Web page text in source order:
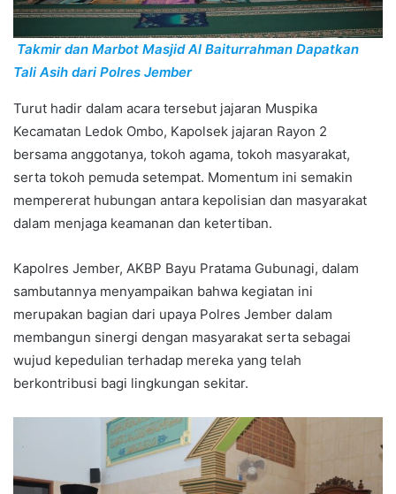
Takmir dan Marbot Masjid Al Baiturrahman Dapatkan
Tali Asih dari Polres Jember
Turut hadir dalam acara tersebut jajaran Muspika
Kecamatan Ledok Ombo, Kapolsek jajaran Rayon 2
bersama anggotanya, tokoh agama, tokoh masyarakat,
serta tokoh pemuda setempat. Momentum ini semakin
mempererat hubungan antara kepolisian dan masyarakat
dalam menjaga keamanan dan ketertiban.
Kapolres Jember, AKBP Bayu Pratama Gubunagi, dalam
sambutannya menyampaikan bahwa kegiatan ini
merupakan bagian dari upaya Polres Jember dalam
membangun sinergi dengan masyarakat serta sebagai
wujud kepedulian terhadap mereka yang telah
berkontribusi bagi lingkungan sekitar.